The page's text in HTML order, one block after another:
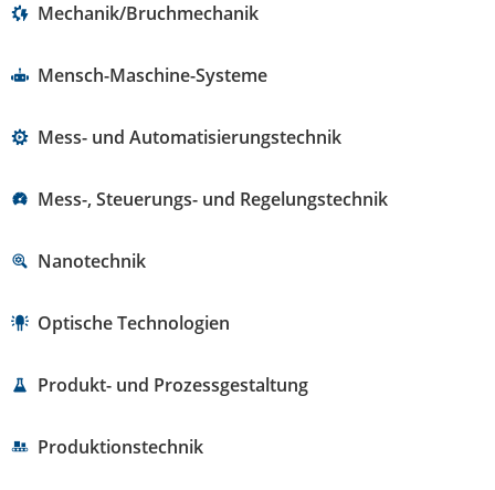
Mechanik/Bruchmechanik
Mensch-Maschine-Systeme
Mess- und Automatisierungstechnik
Mess-, Steuerungs- und Regelungstechnik
Nanotechnik
Optische Technologien
Produkt- und Prozessgestaltung
Produktionstechnik